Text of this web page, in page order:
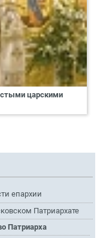
царскими
епархии
Патриархате
Патриарха